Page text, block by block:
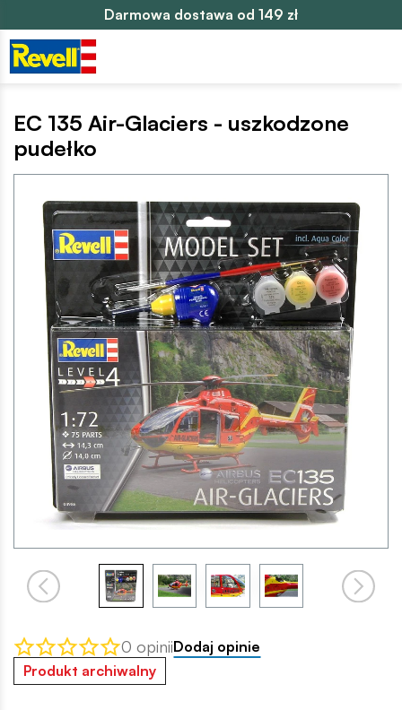
Darmowa dostawa od 149 zł
EC 135 Air-Glaciers - uszkodzone
pudełko
0 opiniiDodaj opinie
Produkt archiwalny